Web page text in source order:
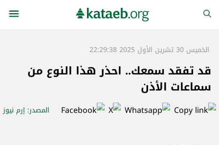
الخميس 30 تشرين الأول 2025 22:29:38
قد تفقد سمعك.. احذر هذا النوع من
سماعات الأذن
المصدر: إرم نيوز